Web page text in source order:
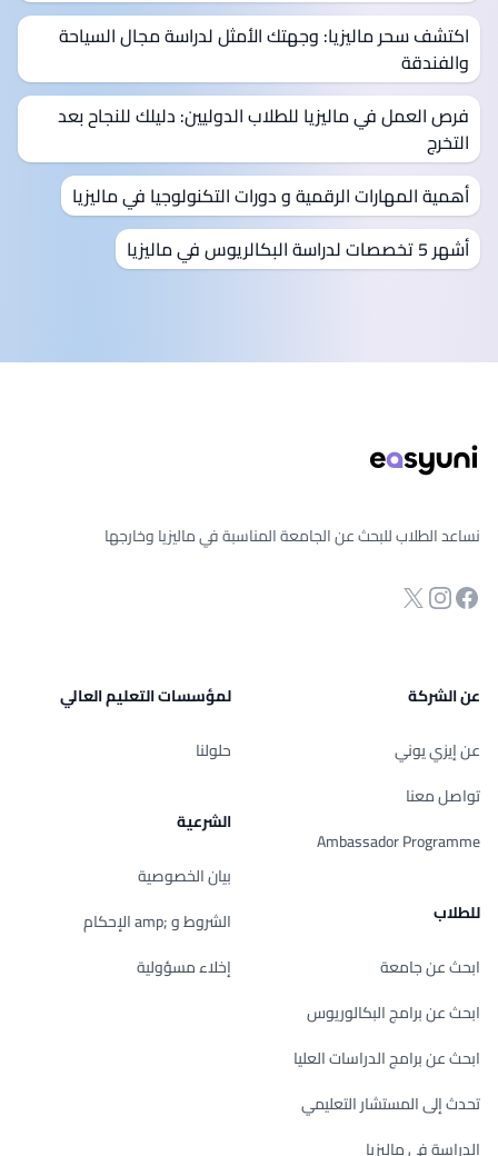
اكتشف سحر ماليزيا: وجهتك الأمثل لدراسة مجال السياحة
والفندقة
فرص العمل في ماليزيا للطلاب الدوليين: دليلك للنجاح بعد
التخرج
أهمية المهارات الرقمية و دورات التكنولوجيا في ماليزيا
أشهر 5 تخصصات لدراسة البكالريوس في ماليزيا
نساعد الطلاب للبحث عن الجامعة المناسبة في ماليزيا وخارجها
صفحة الفيسبوك
انستجرام
Twitter
عن الشركة
عن إيزي يوني
تواصل معنا
Ambassador Programme
للطلاب
ابحث عن جامعة
ابحث عن برامج البكالوريوس
ابحث عن برامج الدراسات العليا
تحدث إلى المستشار التعليمي
الدراسة في ماليزيا
لمؤسسات التعليم العالي
حلولنا
الشرعية
بيان الخصوصية
الشروط و ;amp الإحكام
إخلاء مسؤولية